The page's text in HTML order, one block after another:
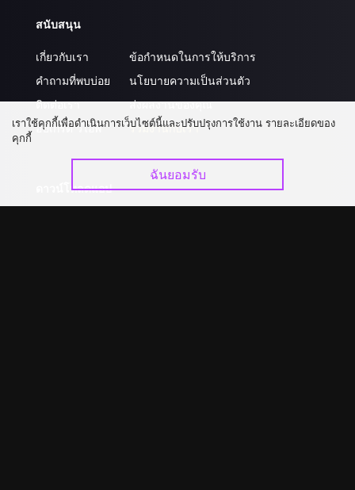
สนับสนุน
เกี่ยวกับเรา
คำถามที่พบบ่อย
ติดต่อเรา
อัปเกรด วีไอพี
ข้อกำหนดในการให้บริการ
นโยบายความเป็นส่วนตัว
ส่งผลงานของคุณ
ร่วมงานกับเรา
ดาวน์โหลดแอป
เราใช้คุกกี้เพื่อดำเนินการเว็บไซต์นี้และปรับปรุงการใช้งาน รายละเอียดของ
คุกกี้
ฉันยอมรับ